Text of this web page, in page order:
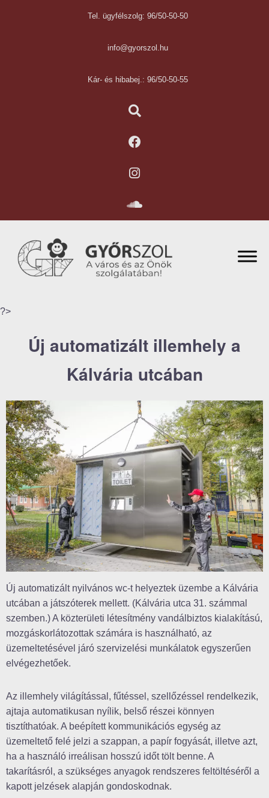
Tel. ügyfélszolg: 96/50-50-50
info@gyorszol.hu
Kár- és hibabej.: 96/50-50-55
?>
Új automatizált illemhely a
Kálvária utcában
Új automatizált nyilvános wc-t helyeztek üzembe a Kálvária
utcában a játszóterek mellett. (Kálvária utca 31. számmal
szemben.) A közterületi létesítmény vandálbiztos kialakítású,
mozgáskorlátozottak számára is használható, az
üzemeltetésével járó szervizelési munkálatok egyszerűen
elvégezhetőek.
Az illemhely világítással, fűtéssel, szellőzéssel rendelkezik,
ajtaja automatikusan nyílik, belső részei könnyen
tisztíthatóak. A beépített kommunikációs egység az
üzemeltető felé jelzi a szappan, a papír fogyását, illetve azt,
ha a használó irreálisan hosszú időt tölt benne. A
takarításról, a szükséges anyagok rendszeres feltöltéséről a
kapott jelzések alapján gondoskodnak.